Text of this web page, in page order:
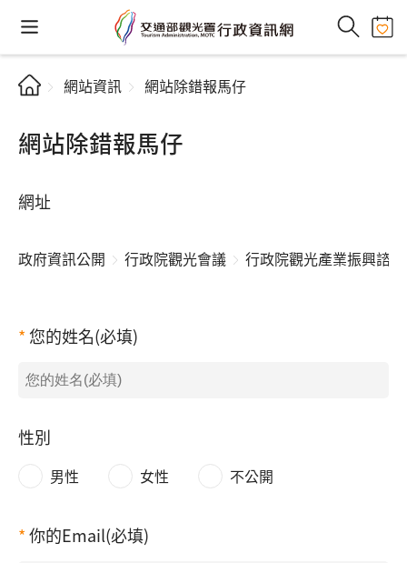
網站資訊 網站除錯報馬仔
網站除錯報馬仔
網址
政府資訊公開 行政院觀光會議 行政院觀光產業振興諮
您的姓名(必填)
性別
男性 女性 不公開
你的Email(必填)